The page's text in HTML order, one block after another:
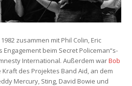
zusammen mit Phil Colin, Eric
beim Secret Policeman“s-
International. Außerdem warBob
des Projektes Band Aid, an dem
Mercury, Sting, David Bowie und